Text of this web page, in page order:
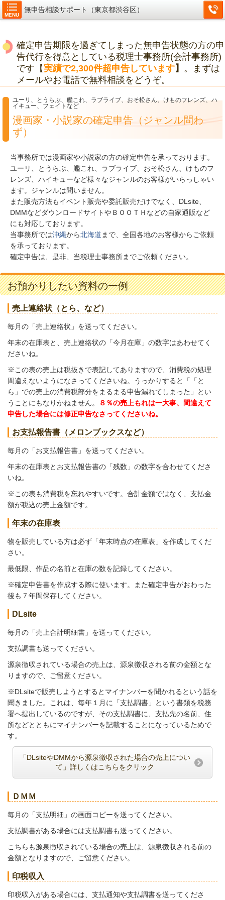
MENU
無申告相談サポート（東京都渋谷区）
確定申告期限を過ぎてしまった無申告状態の方の申
告代行を得意としている税理士事務所(会計事務所)
です【実績で2,300件超申告しています】 。まずは
メールやお電話で無料相談をどうぞ。
ユーリ、とうらぶ、艦これ、ラブライブ、おそ松さん、けものフレンズ、ハ
イキュー、フェイトなど
漫画家・小説家の確定申告（ジャンル問わ
ず）
当事務所では漫画家や小説家の方の確定申告を承っております。
ユーリ、とうらぶ、艦これ、ラブライブ、おそ松さん、けものフ
レンズ、ハイキューなど様々なジャンルのお客様がいらっしゃい
ます。ジャンルは問いません。
また販売方法もイベント販売や委託販売だけでなく、DLsite、
DMMなどダウンロードサイトやＢＯＯＴＨなどの自家通販など
にも対応しております。
当事務所では沖縄から北海道 まで、全国各地のお客様からご依頼
を承っております。
確定申告は、是非、当税理士事務所までご依頼ください。
お預かりしたい資料の一例
売上連絡状（とら、など）
毎月の「売上連絡状」を送ってください。
年末の在庫表と、売上連絡状の「今月在庫」の数字はあわせてく
ださいね。
※この表の売上は税抜きで表記してありますので、消費税の処理
間違えないようになさってくださいね。うっかりすると「「と
ら」での売上の消費税部分をまるまる申告漏れてしまった」とい
うことにもなりかねません。
８％の売上もれは一大事、間違えて
申告した場合には修正申告なさってくださいね。
お支払報告書（メロンブックスなど）
毎月の「お支払報告書」を送ってください。
年末の在庫表とお支払報告書の「残数」の数字を合わせてくださ
いね。
※この表も消費税を忘れやすいです。合計金額ではなく、支払金
額が税込の売上金額です。
年末の在庫表
物を販売している方は必ず「年末時点の在庫表」を作成してくだ
さい。
最低限、作品の名前と在庫の数を記録してください。
※確定申告書を作成する際に使います。また確定申告がおわった
後も７年間保存してください。
DLsite
毎月の「売上合計明細書」を送ってください。
支払調書も送ってください。
源泉徴収されている場合の売上は、源泉徴収される前の金額とな
りますので、ご留意ください。
※DLsiteで販売しようとするとマイナンバーを聞かれるという話を
聞きました。これは、毎年１月に「支払調書」という書類を税務
署へ提出しているのですが、その支払調書に、支払先の名前、住
所などとともにマイナンバーを記載することになっているためで
す。
「DLsiteやDMMから源泉徴収された場合の売上につい
て」詳しくはこちらをクリック
ＤＭＭ
毎月の「支払明細」の画面コピーを送ってください。
支払調書がある場合には支払調書も送ってください。
こちらも源泉徴収されている場合の売上は、源泉徴収される前の
金額となりますので、ご留意ください。
印税収入
印税収入がある場合には、支払通知や支払調書を送ってくださ